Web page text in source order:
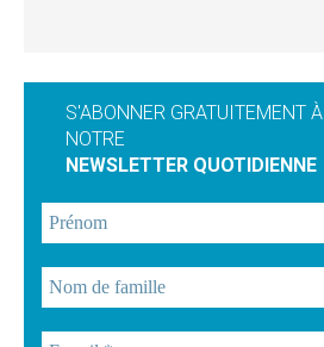
S'ABONNER GRATUITEMENT À
NOTRE
NEWSLETTER QUOTIDIENNE